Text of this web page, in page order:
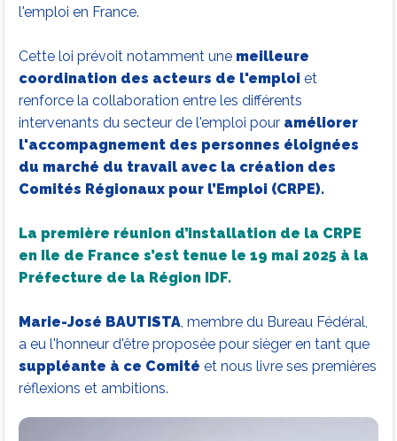
l'emploi en France.
Cette loi prévoit notamment une meilleure
coordination des acteurs de l'emploi et
renforce la collaboration entre les différents
intervenants du secteur de l'emploi pour améliorer
l'accompagnement des personnes éloignées
du marché du travail avec la création des
Comités Régionaux pour l’Emploi (CRPE).
La première réunion d’installation de la CRPE
en Ile de France s’est tenue le 19 mai 2025 à la
Préfecture de la Région IDF.
Marie-José BAUTISTA, membre du Bureau Fédéral,
a eu l'honneur d'être proposée pour sièger en tant que
suppléante à ce Comité et nous livre ses premières
réflexions et ambitions.